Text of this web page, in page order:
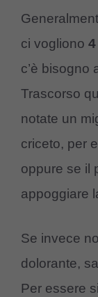
ci vogliono 4
c’è bisogno
Trascorso
notate un
criceto, per
oppure se il
appoggiare
Se invece
dolorante,
Per essere